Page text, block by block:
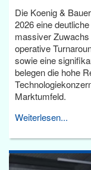
Die Koenig &
2026 eine
massiver
operative
sowie eine
belegen die hohe
Marktumfeld.
Weiterlesen...